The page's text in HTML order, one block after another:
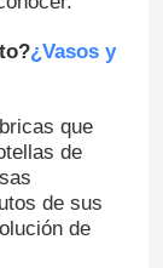
¿Vasos y
que
de
de sus
de